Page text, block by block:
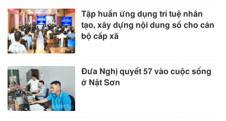
Tập huấn ứng dụng trí tuệ nhân
tạo, xây dựng nội dung số cho cán
bộ cấp xã
Đưa Nghị quyết 57 vào cuộc sống
ở Nật Sơn